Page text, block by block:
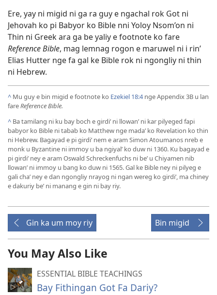
Ere, yay ni migid ni ga ra guy e ngachal rok Got ni
Jehovah ko pi Babyor ko Bible nni Yoloy Nsom’on ni
Thin ni Greek ara ga be yaliy e footnote ko fare
Reference Bible, mag lemnag rogon e maruwel ni i rin’
Elias Hutter nge fa gal ke Bible rok ni ngongliy ni thin
ni Hebrew.
^ Mu guy e bin migid e footnote ko Ezekiel 18:4nge Appendix 3B u lan
fareReference Bible.
^ Ba tamilang ni ku bay boch e girdi’ ni llowan’ ni kar pilyeged fapi
babyor ko Bible ni tabab ko Matthew nge mada’ ko Revelation ko thin
ni Hebrew. Bagayad e pi girdi’ nem e aram Simon Atoumanos nreb e
monk u Byzantine ni immoy u ba ngiyal’ ko duw ni 1360. Ku bagayad e
pi girdi’ ney e aram Oswald Schreckenfuchs ni be’ u Chiyamen nib
llowan’ ni immoy u bang ko duw ni 1565. Gal ke Bible ney ni pilyeg e
gali cha’ ney e dan ngongliy nrayog ni ngan wereg ko girdi’, ma chiney
e dakuriy be’ ni manang e gin ni bay riy.
Gin ka um moy riy Bin migid
You May Also Like
ESSENTIAL BIBLE TEACHINGS
Bay Fithingan Got Fa Dariy?